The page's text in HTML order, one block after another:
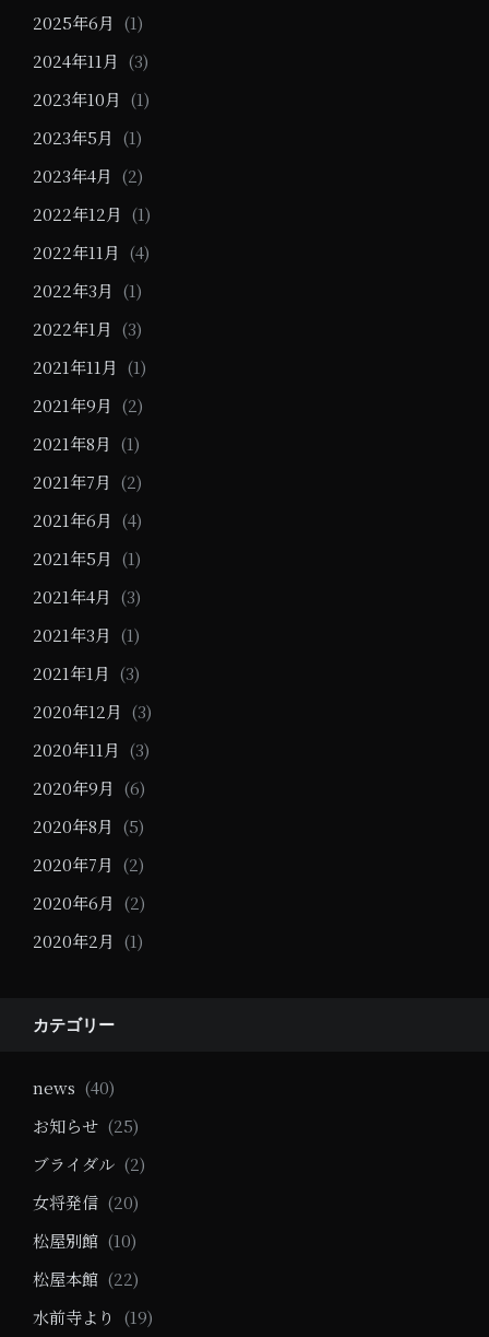
2025年6月 (1)
2024年11月 (3)
2023年10月 (1)
2023年5月 (1)
2023年4月 (2)
2022年12月 (1)
2022年11月 (4)
2022年3月 (1)
2022年1月 (3)
2021年11月 (1)
2021年9月 (2)
2021年8月 (1)
2021年7月 (2)
2021年6月 (4)
2021年5月 (1)
2021年4月 (3)
2021年3月 (1)
2021年1月 (3)
2020年12月 (3)
2020年11月 (3)
2020年9月 (6)
2020年8月 (5)
2020年7月 (2)
2020年6月 (2)
2020年2月 (1)
カテゴリー
news (40)
お知らせ (25)
ブライダル (2)
女将発信 (20)
松屋別館 (10)
松屋本館 (22)
水前寺より
(19)